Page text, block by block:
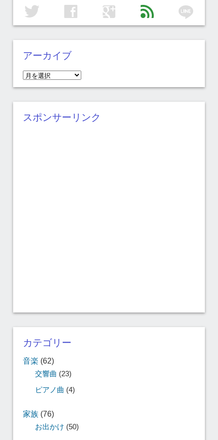
twitter facebook google feed line
アーカイブ
ア
ー
カ
イ
スポンサーリンク
カテゴリー
音楽 (62)
交響曲 (23)
ピアノ曲 (4)
家族(76)
お出かけ (50)